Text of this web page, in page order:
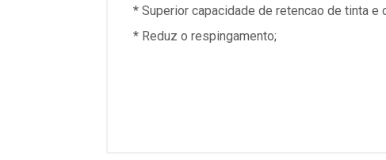
* Superior capacidade de retencao de tinta e
* Reduz o respingamento;